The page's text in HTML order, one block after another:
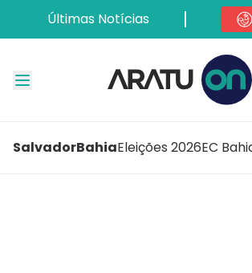
Últimas Notícias
SalvadorBahiaEleições 2026EC